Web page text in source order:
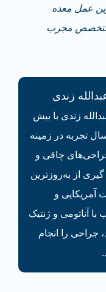
عمل معده
متخصص مجرب
زندی
زندی با بیش
۲۴ سال تجربه در زمینه
جراحی‌های چاقی و
گیری از به‌روزترین
آمریکایی و
با آناتومی و ژنتیک
جراحی‌ را انجام